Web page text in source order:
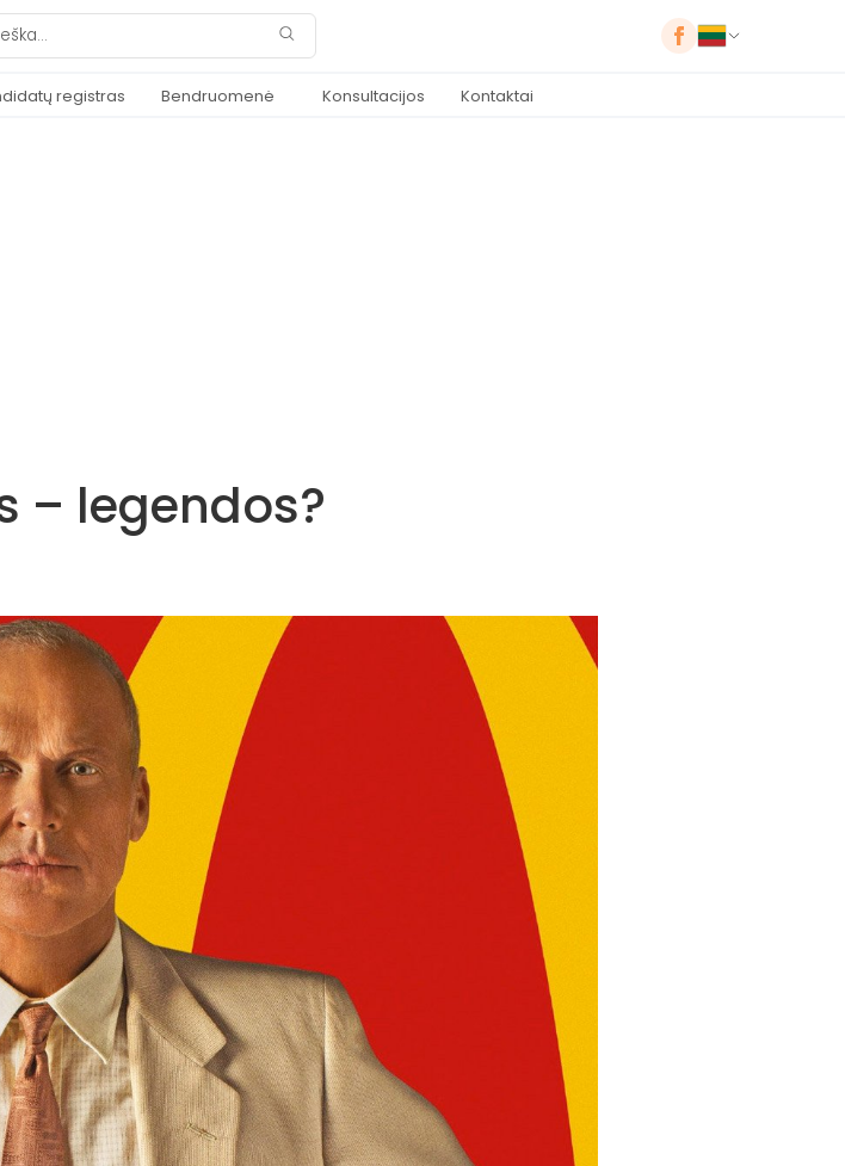
registras Bendruomenė Konsultacijos Kontaktai
– legendos?